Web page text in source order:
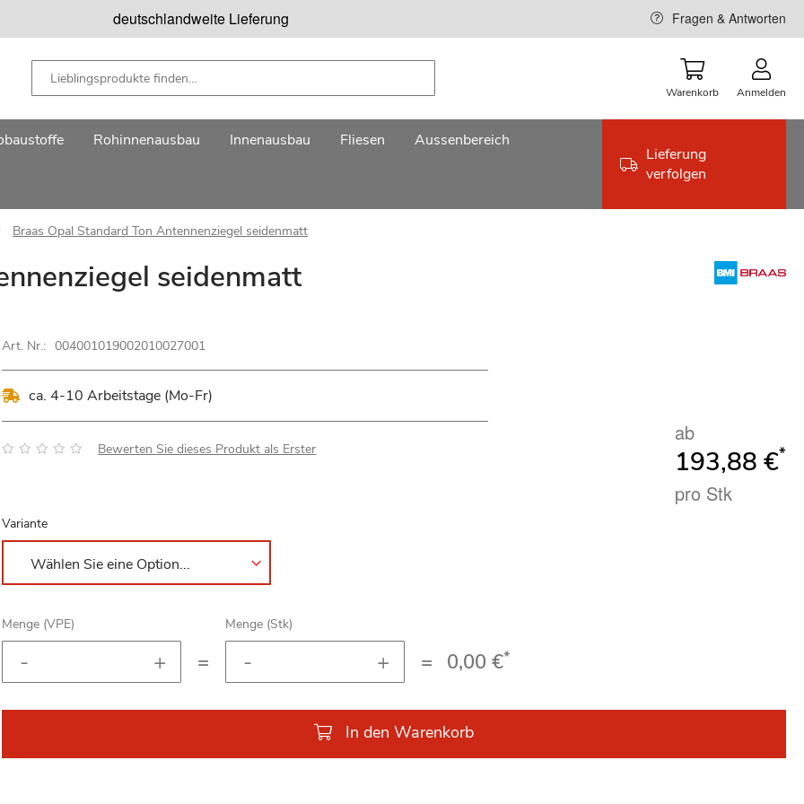
deutschlandweite Lieferung Fragen & Antworten
Warenkorb Anmelden
Rohinnenausbau Innenausbau Fliesen Aussenbereich
Lieferung
verfolgen
Braas Opal Standard Ton Antennenziegel seidenmatt
seidenmatt
Art. Nr.: 004001019002010027001
ca. 4-10 Arbeitstage (Mo-Fr)
Bewertung: Bewerten Sie dieses Produkt als Erster
ab
193,88 €*
pro Stk
Variante
Menge (VPE)
=
Menge (Stk)
= 0,00 €*
In den Warenkorb